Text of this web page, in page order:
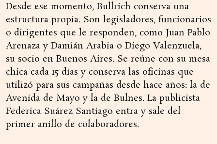
Desde ese momento, Bullrich conserva una
estructura propia. Son legisladores, funcionarios
o dirigentes que le responden, como Juan Pablo
Arenaza y Damián Arabia o Diego Valenzuela,
su socio en Buenos Aires. Se reúne con su mesa
chica cada 15 días y conserva las oficinas que
utilizó para sus campañas desde hace años: la de
Avenida de Mayo y la de Bulnes. La publicista
Federica Suárez Santiago entra y sale del
primer anillo de colaboradores.